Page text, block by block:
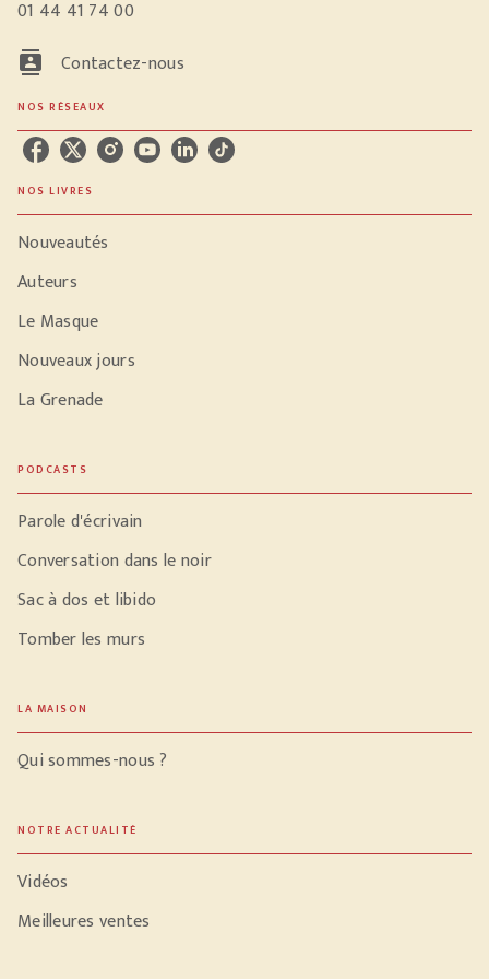
01 44 41 74 00
contacts Contactez-nous
NOS RÉSEAUX
NOS LIVRES
Nouveautés
Auteurs
Le Masque
Nouveaux jours
La Grenade
PODCASTS
Parole d'écrivain
Conversation dans le noir
Sac à dos et libido
Tomber les murs
LA MAISON
Qui sommes-nous ?
NOTRE ACTUALITÉ
Vidéos
Meilleures ventes